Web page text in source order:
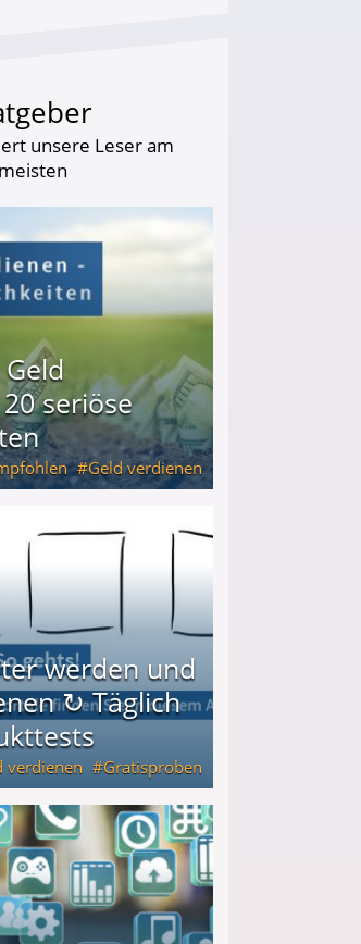
unsere Leser am
meisten
seriöse
Geld verdienen
werden und
↻ Täglich
verdienen Gratisproben